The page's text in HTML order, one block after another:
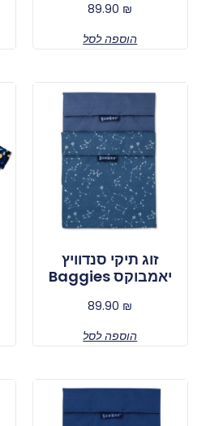
89.90 ₪
הוספה לסל
זוג תיקי סנדוויץ
יאמבוקס Baggies
89.90 ₪
הוספה לסל